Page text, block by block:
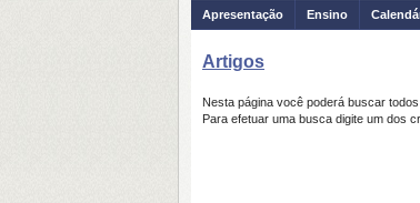
Apresentação Ensino
Artigos
Nesta página você poderá buscar
Para efetuar uma busca digite um dos